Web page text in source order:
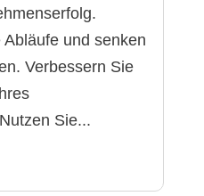
und senken
Verbessern Sie
Sie...